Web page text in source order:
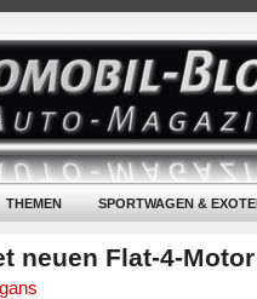
THEMEN SPORTWAGEN &
neuen Flat-4-Motor